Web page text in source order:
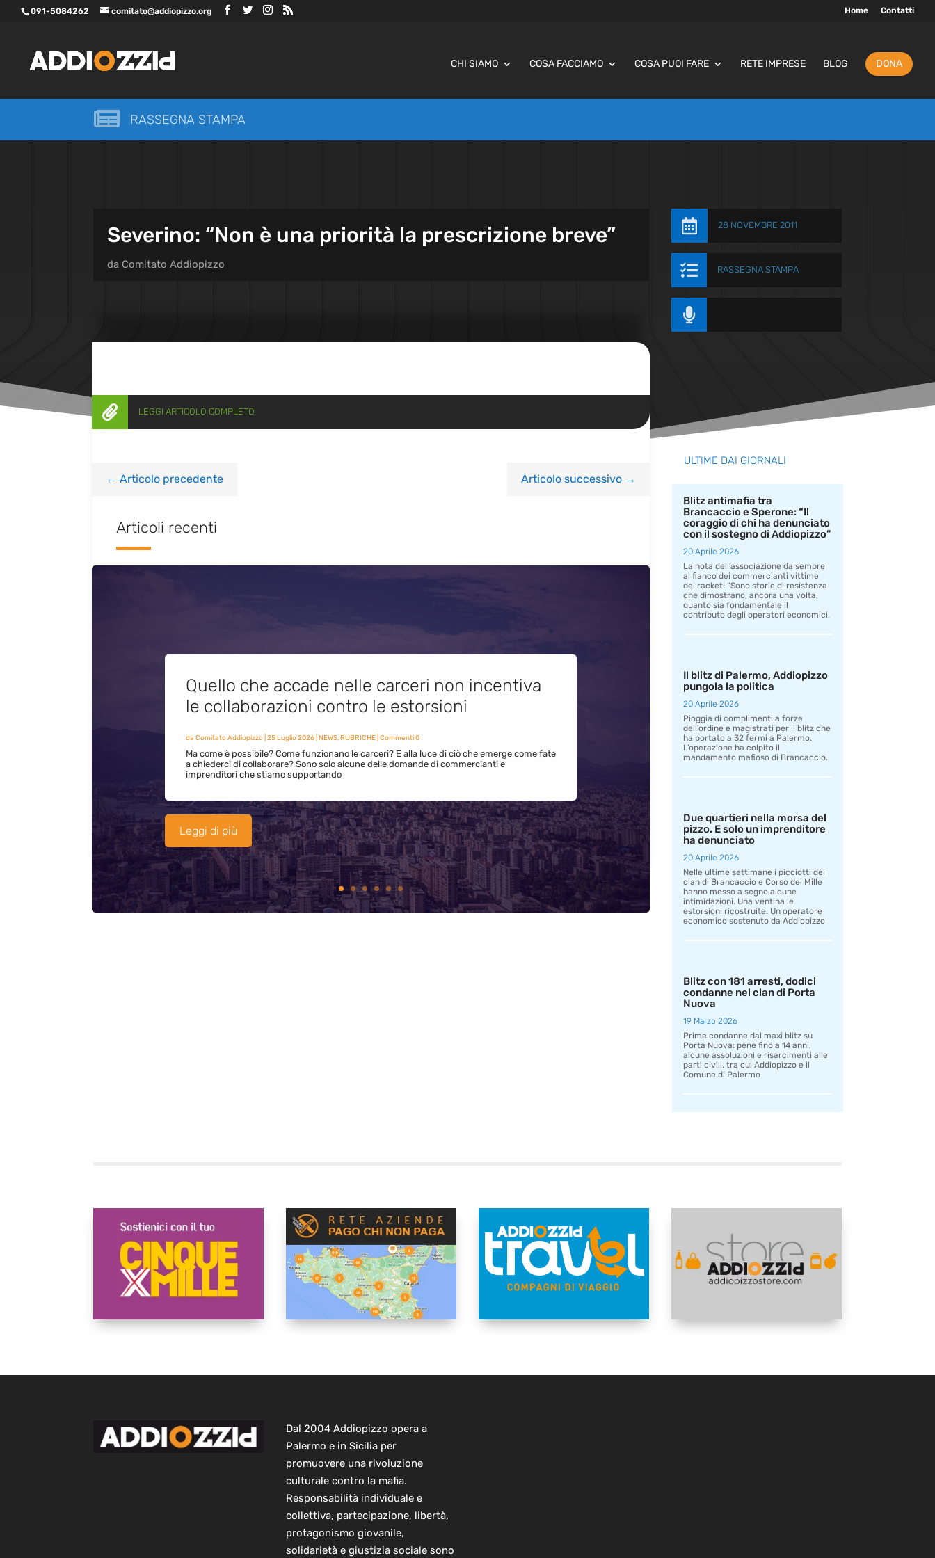
091-5084262 comitato@addiopizzo.org Home Contatti
CHI SIAMO COSA FACCIAMO COSA PUOI FARE RETE IMPRESE BLOG DONA
 RASSEGNA STAMPA
Severino: “Non è una priorità la prescrizione breve”
da Comitato Addiopizzo
 28 NOVEMBRE 2011
 RASSEGNA STAMPA

 LEGGI ARTICOLO COMPLETO
← Articolo precedente Articolo successivo→
Articoli recenti
Quello che accade nelle carceri non incentiva
le collaborazioni contro le estorsioni
da Comitato Addiopizzo| 25 Luglio 2026| NEWS,RUBRICHE| Commenti 0
Ma come è possibile? Come funzionano le carceri? E alla luce di ciò che emerge come fate
a chiederci di collaborare? Sono solo alcune delle domande di commercianti e
imprenditori che stiamo supportando
Leggi di più
ULTIME DAI GIORNALI
Blitz antimafia tra
Brancaccio e Sperone: “Il
coraggio di chi ha denunciato
con il sostegno di Addiopizzo”
20 Aprile 2026
La nota dell’associazione da sempre
al fianco dei commercianti vittime
del racket: “Sono storie di resistenza
che dimostrano, ancora una volta,
quanto sia fondamentale il
contributo degli operatori economici.
Il blitz di Palermo, Addiopizzo
pungola la politica
20 Aprile 2026
Pioggia di complimenti a forze
dell’ordine e magistrati per il blitz che
ha portato a 32 fermi a Palermo.
L’operazione ha colpito il
mandamento mafioso di Brancaccio.
Due quartieri nella morsa del
pizzo. E solo un imprenditore
ha denunciato
20 Aprile 2026
Nelle ultime settimane i picciotti dei
clan di Brancaccio e Corso dei Mille
hanno messo a segno alcune
intimidazioni. Una ventina le
estorsioni ricostruite. Un operatore
economico sostenuto da Addiopizzo
Blitz con 181 arresti, dodici
condanne nel clan di Porta
Nuova
19 Marzo 2026
Prime condanne dal maxi blitz su
Porta Nuova: pene fino a 14 anni,
alcune assoluzioni e risarcimenti alle
parti civili, tra cui Addiopizzo e il
Comune di Palermo
Dal 2004 Addiopizzo opera a
Palermo e in Sicilia per
promuovere una rivoluzione
culturale contro la mafia.
Responsabilità individuale e
collettiva, partecipazione, libertà,
protagonismo giovanile,
solidarietà e giustizia sociale sono